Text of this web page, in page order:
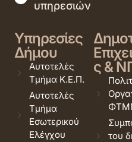
υπηρεσιών
Υπηρεσίες
Δήμου
Αυτοτελές
Τμήμα Κ.Ε.Π.
Αυτοτελές
Τμήμα
Εσωτερικού
Ελέγχου
ς &
του